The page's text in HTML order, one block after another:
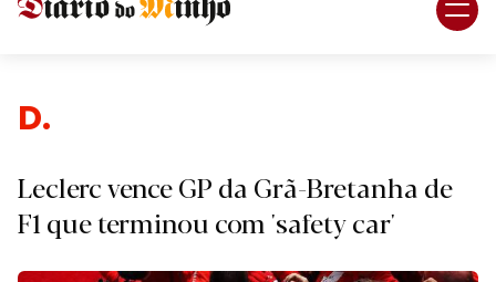
Despor
Leclerc vence GP da Grã-Bretanha de
F1 que terminou com 'safety car'